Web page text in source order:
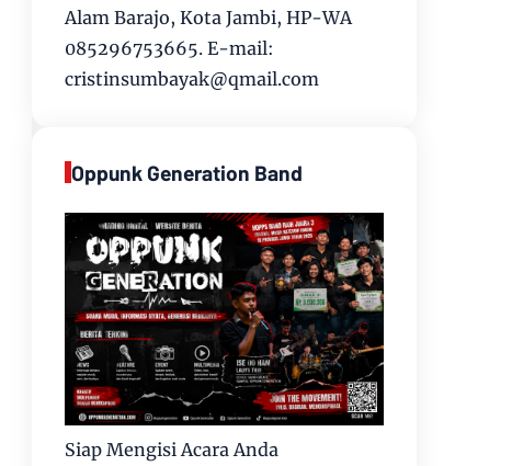
Alam Barajo, Kota Jambi, HP-WA
085296753665. E-mail:
cristinsumbayak@qmail.com
Oppunk Generation Band
Siap Mengisi Acara Anda